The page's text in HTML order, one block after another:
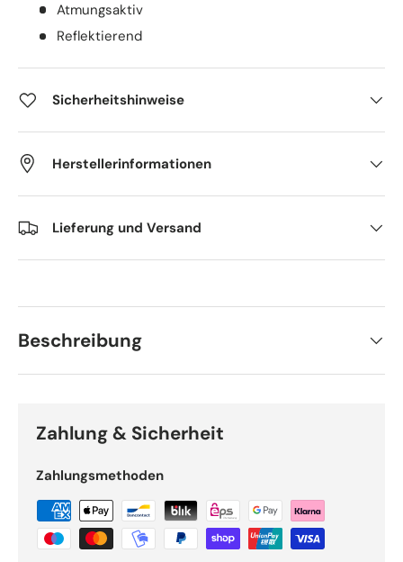
Atmungsaktiv
Reflektierend
Sicherheitshinweise
Herstellerinformationen
Lieferung und Versand
Beschreibung
Zahlung & Sicherheit
Zahlungsmethoden